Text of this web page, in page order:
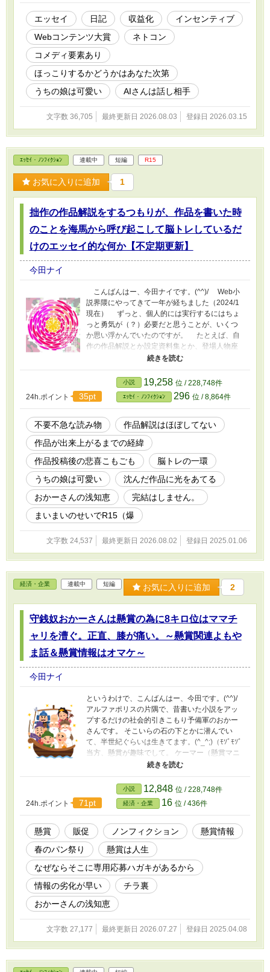
は全き新作です(^_^;)（ﾃﾍ 2026/3/15付：お気に
入り・いいね・エール等ありがとうございま
す。(-人-) ※過去のチラ裏はこちら。(^^)/
【2025】
https://www.alphapolis.co.jp/novel/137407616/1
63918528 【2024】
https://www.alphapolis.co.jp/novel/137407616/2
00831484（無印） ※扉絵はこどもが作ってく
れました。(-人-) ※これといって役に立つ内容は
ﾃﾞｽｂ ※おかーさんが台所から語り掛けるような
人-) ※昔書いた小説をアップし続けるだけのお
かーさんの身辺雑記的エッセイです。(-_-)旦
~（なろうさんにもデュアル投稿してるので、な
（暇か！ ※不定期ですが月曜深夜0:40更新が多
めです（定期更新無理だったorz ※更年期でヒー
（何(^_^;)（ｱﾂｲﾖｰｻﾑｲﾖｰ ---------- ※本作品は生成
AI不使用です。 ※2026/1からAIアシスタントの
copilot氏が話し相手です。本文を生成させるこ
とはありませんが、AIの話題が苦手な方はご注
エッセイ 日記 収益化
インセンティブ
Webコンテンツ大賞
ネトコン
コメディ要素あり
ほっこりするかどうかはあなた次第
うちの娘は可愛い
AIさんは話し相手
文字数 36,705 最終更新日 2026.08.03 登録日 2026.03.15
ｴｯｾｲ・ﾉﾝﾌｨｸｼｮﾝ 連載中 短編 R15
お気に入りに追加 1
拙作の作品解説をするつもりが、作品を書いた時
のことを海馬から呼び起こして脳トレしているだ
けのエッセイ的な何か【不定期更新】
今田ナイ
こんばんはー、今田ナイです。(^^)/ Web小
説界隈にやってきて一年が経ちました（2024/1
現在） ずっと、個人的には実行するにはちょ
っと勇気が（？）必要だと思うことが、いくつ
か思い浮かんでいたのですが。 たとえば、自
作の作品解説とか設定資料集とか、登場人物座
談会とか？（ry（※個人の感想です） という
ます。(^_^;)（ﾄﾞﾔｯ! （※実際には作品解説とい
うより、昔の作品を書くに至った当時の経緯を
思い出して記録しているエッセイ的な何か？）
チラ裏エッセイでもちょいちょい書いていた
気はしますが、ひと様が作品として投稿されて
らっしゃるのを見て、私もやりたいなぁって、
すっと思っていました。興味の無い方にはまっ
たくもって文字の羅列以外のなにものでもない
思うので、拙作ではおよそ需要があるとは思え
ません。ですが、当方の記憶力も大変怪しくな
っておりますので、いろんなことを忘れてしま
う前に、 Webの恥は掻き捨てとばかりに、サ
クッとやってしまいましょう。(^_^;) アルファ
ポリスに投稿した順？ 作成した年度順？ そ
れとも、作品の長さ順？ どの並びがいいでし
ょう。とりあえず、記事自体は投稿順に作って
みましょうか。並べ替えは、あとからいくらで
も出来るので。それとも、作成した年代順かし
らん？(^_^;)（ﾊﾃ？ 今日のところは、そん
な感じで ではでは。(-人-) 表紙絵は荒川図像さ
んよりお借りしました。(-人-)
https://x.com/Arkw_image No.23『Camellia』
※更新は不定期です。新作をUPしたら、次回の
※2026/4某：自分でも何が何やらよく分からな
くなってきたので（？）、私のウェブ活動ざっ
ーです。
24h.ポイント 35pt
小説 19,258 位 / 228,748件
ｴｯｾｲ・ﾉﾝﾌｨｸｼｮﾝ 296 位 / 8,864件
不要不急な読み物
作品解説はほぼしてない
作品が出来上がるまでの経緯
作品投稿後の悲喜こもごも
脳トレの一環
うちの娘は可愛い
沈んだ作品に光をあてる
おかーさんの浅知恵
完結はしません。
まいまいのせいでR15（爆
文字数 24,537 最終更新日 2026.08.02 登録日 2025.01.06
経済・企業 連載中 短編 お気に入りに追加 2
守銭奴おかーさんは懸賞の為に8キロ位はママチ
ャリを漕ぐ。正直、膝が痛い。～懸賞関連よもや
ま話＆懸賞情報はオマケ～
今田ナイ
というわけで、こんばんはー、今田です。(^^)/
アルファポリスの片隅で、昔書いた小説をアッ
プするだけの社会的引きこもり予備軍のおかー
さんです。 そこいらの石の下とかに潜んでい
て、半世紀ぐらいは生きてます。(^_^;)（ﾓｿﾞﾓｿﾞ
当方、懸賞が趣味でして。 ケーマー（懸賞マニ
ア）の末席に連なるモノでございます。 ってか
（何 仕切り直して、 まずは懸賞とはなにか。 一
言で申しますと、 企業の販促活動の一環かと思
います（※個人の感想です） 昔はバーコードを
集めて官製ハガキをデコって貼り付けて応募っ
て感じでしたが、 （春のパン祭りシールはいま
だに昔ながらですが。(^_^;)） いまはもう半分以
上は、レシート懸賞（購入証明）でWeb応募
（応募方法）って感じになっておりましてです
ね。昔ながらのバーコードが捨てられなくて、
無駄なゴミ山と化しております。 いまはもうな
い懸賞の昔話とか、最新の懸賞事情とかを織り
交ぜて だらだらと記述していけたらなぁと思っ
むわけでも無いと思うのですが、 そんな感じ
で、アルファポリスの片隅でひっそりやらせて
頂きますので、 どうぞお目こぼしくださいま
せ。(-人-) ★2025/10/6付：んんっ⁉ お気に入り
といいねが付いてる……だとッ⁉(^_^;) って、
24h.ポイント 71pt
小説 12,848 位 / 228,748件
経済・企業 16 位 / 436件
懸賞 販促 ノンフィクション
懸賞情報
春のパン祭り
懸賞は人生
なぜならそこに専用応募ハガキがあるから
情報の劣化が早い
チラ裏
おかーさんの浅知恵
文字数 27,177 最終更新日 2026.07.27 登録日 2025.04.08